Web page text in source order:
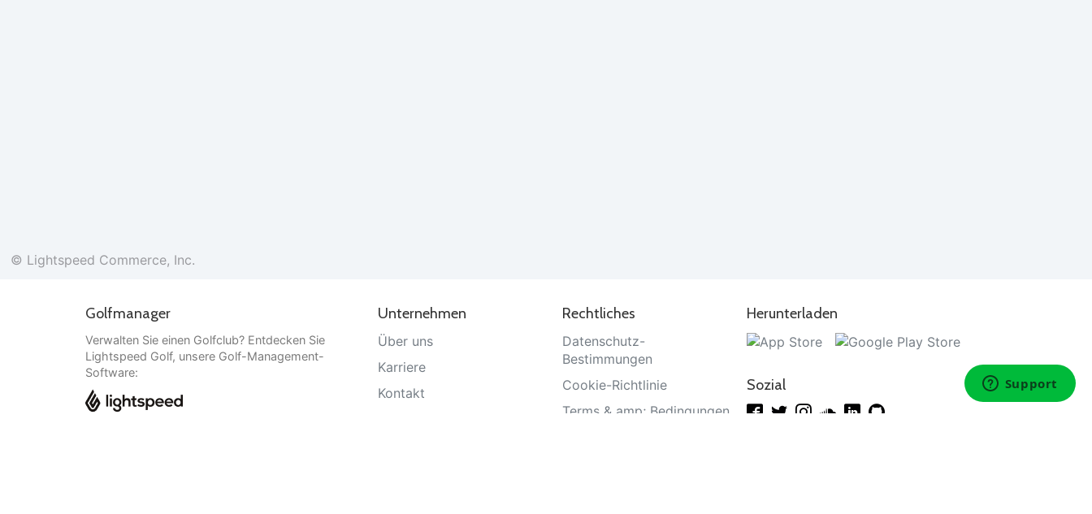
© Lightspeed Commerce, Inc.
Golfmanager
Verwalten Sie einen Golfclub? Entdecken Sie
Lightspeed Golf, unsere Golf-Management-
Software:
Unternehmen
Über uns
Karriere
Kontakt
Rechtliches
Datenschutz-
Bestimmungen
Cookie-Richtlinie
Terms & amp; Bedingungen
Herunterladen
Sozial